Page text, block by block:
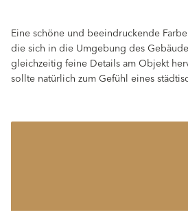
Eine schöne und beeindruckende
die sich in die Umgebung des
gleichzeitig feine Details am Objekt
sollte natürlich zum Gefühl eines